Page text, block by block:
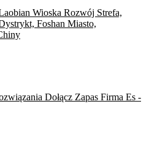
Wioska Rozwój Strefa,
Foshan Miasto,
Dołącz Zapas Firma Es -